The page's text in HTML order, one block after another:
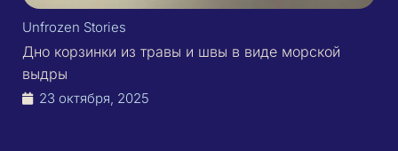
Unfrozen Stories
Дно корзинки из травы и швы в виде морской
выдры
23 октября, 2025